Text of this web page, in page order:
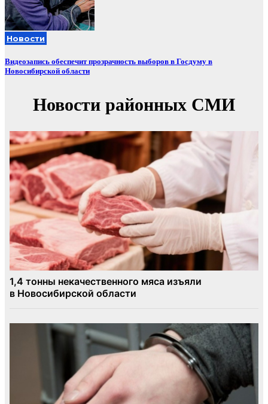
Новости
Видеозапись обеспечит прозрачность выборов в Госдуму в
Новосибирской области